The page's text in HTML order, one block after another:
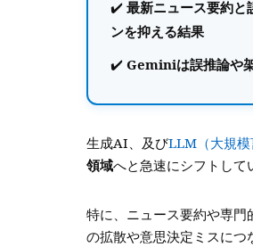
最新ニュース要約と
ンを抑える結果
Geminiは誤推論や
生成AI、及びLLM（大規模
領域へと急速にシフトして
特に、ニュース要約や専門
の拡散や意思決定ミスにつ